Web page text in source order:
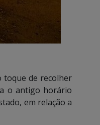
toque de recolher
o antigo horário
em relação a